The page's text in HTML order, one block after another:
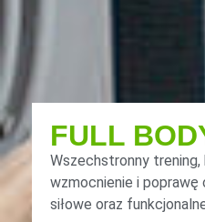
FULL
Wszechstronny
wzmocnienie i poprawę
siłowe oraz